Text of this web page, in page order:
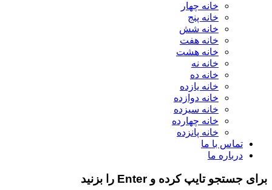
خانه چهار
خانه پنج
خانه شش
خانه هفت
خانه هشت
خانه نه
خانه ده
خانه یازده
خانه دوازده
خانه سیزده
خانه چهارده
خانه پانزده
تماس با ما
درباره ما
برای جستجو تایپ کرده و Enter را بزنید